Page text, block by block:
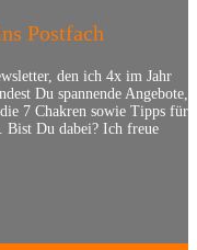
Postfach
den ich 4x im Jahr
Du spannende Angebote,
7 Chakren sowie Tipps für
Bist Du dabei? Ich freue